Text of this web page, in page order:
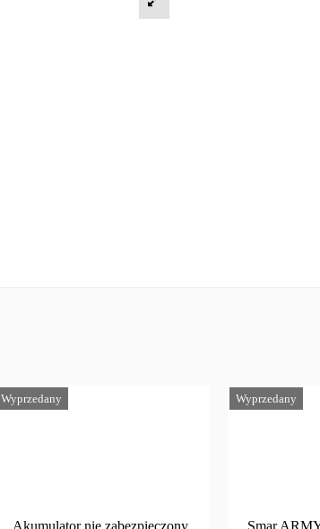
Wyprzedany
Akumulator nie zabezpieczony
Wyprzedany
Smar